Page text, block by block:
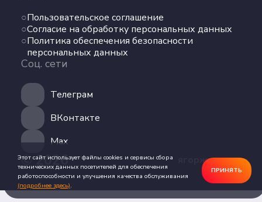
Пользовательское соглашение
Согласие на обработку персональных данных
Политика обеспечения безопасности
персональных данных
Соц. сети
Телеграм
ВКонтакте
Max
© 2026 ягоржусь.рус
Согласие на обработку персональных данных
Политика обеспечения безопасности
персональных данных
сети
Телеграм
ВКонтакте
Max
Этот сайт использует файлы cookies и сервисы сбора
технических данных посетителей для обеспечения
работоспособности и улучшения качества обслуживания
(подробнее здесь).
ПРИНЯТЬ